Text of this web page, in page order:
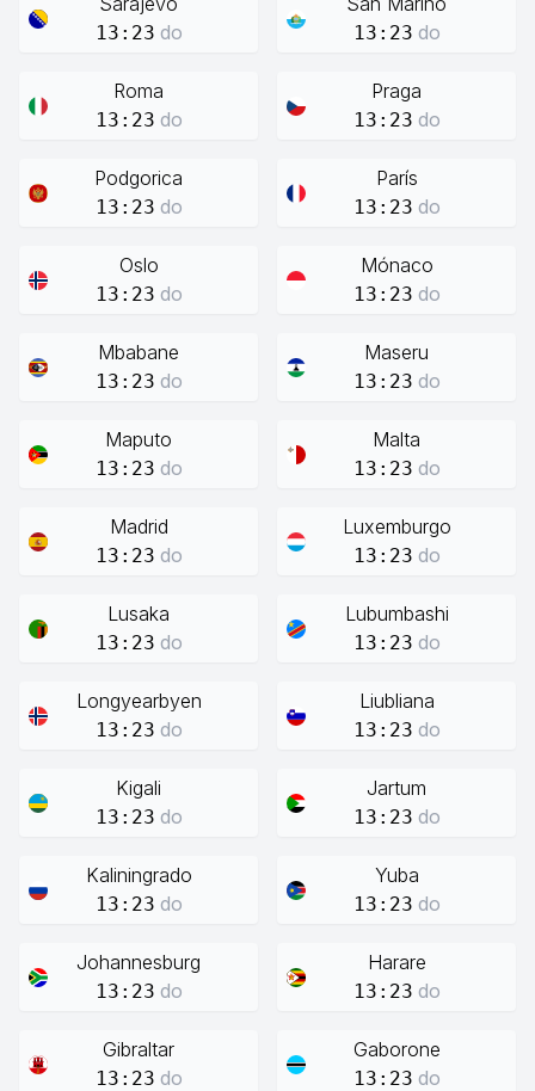
13:23 do 13:23 do
Roma
13:23 do
Praga
13:23 do
Podgorica
13:23 do
París
13:23 do
Oslo
13:23 do
Mónaco
13:23 do
Mbabane
13:23 do
Maseru
13:23 do
Maputo
13:23 do
Malta
13:23 do
Madrid
13:23 do
Luxemburgo
13:23 do
Lusaka
13:23 do
Lubumbashi
13:23 do
Longyearbyen
13:23 do
Liubliana
13:23 do
Kigali
13:23 do
Jartum
13:23 do
Kaliningrado
13:23 do
Yuba
13:23 do
Johannesburg
13:23 do
Harare
13:23 do
Gibraltar
13:23 do
Gaborone
13:23 do